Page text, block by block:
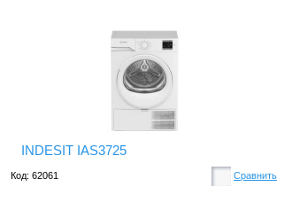
INDESIT IAS3725
Код: 62061 Сравнить